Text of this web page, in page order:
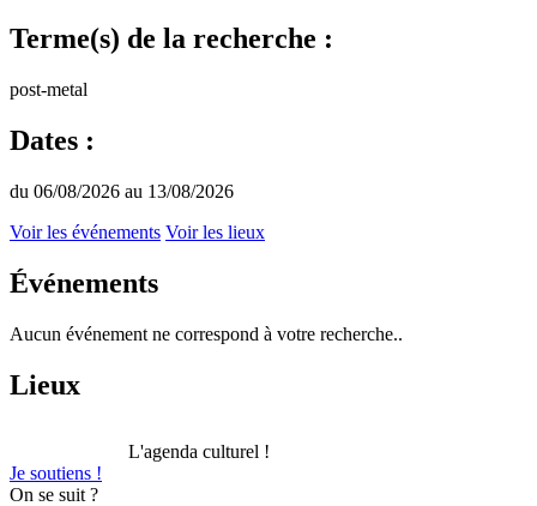
Terme(s) de la recherche :
post-metal
Dates :
du 06/08/2026 au 13/08/2026
Voir les événements Voir les lieux
Événements
Aucun événement ne correspond à votre recherche..
Lieux
L'agenda culturel !
Je soutiens !
On se suit ?